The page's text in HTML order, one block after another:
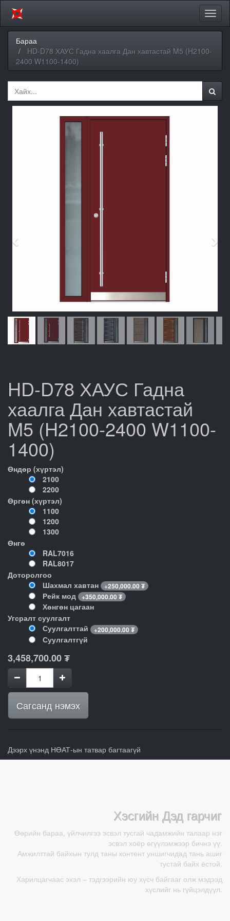
Бараа
HD-D78 ХАУС Гадна хаалга Дан хавтастай M5 (H2100-
2400 W1100-1400)
HD-D78 ХАУС Гадна
хаалга Дан хавтастай
M5 (H2100-2400 W1100-
1400)
Өндөр (хүртэл)
2100
2200
Өргөн (хүртэл)
1100
1200
1300
Өнгө
RAL7016
RAL8017
Доторолгоо
Шахмал хавтан
+250,000.00 ₮
Рейк мод +350,000.00 ₮
Хөнгөн цагаан
Угсралт суулгалт
Суулгалттай
+200,000.00 ₮
Суулгалтгүй
3,458,700.00₮
Сагсанд нэмэх
Дээрх үнэнд НӨАТ-ын татвар багтаагүй
Хэсгийн Дэд гарчиг
Өөрийн бараа, үйлчилгээ эсвэл тусгай чадамжийн талаар нэг
эсвэл хоёр өгүүлэмжээр бичнэ үү.
Амжилттай байхын тулд таны контент уншигчидад тань ашиг
тустай байх ёстой.
Харилцагчаас эхэл – тэдгээрийн юу хүсч байгааг олж мэдээд
хүслийг нь гүйцэлдүүл.